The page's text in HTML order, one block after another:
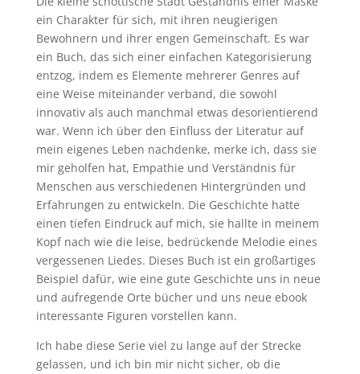
ein Charakter für sich, mit ihren neugierigen
Bewohnern und ihrer engen Gemeinschaft. Es war
ein Buch, das sich einer einfachen Kategorisierung
entzog, indem es Elemente mehrerer Genres auf
eine Weise miteinander verband, die sowohl
innovativ als auch manchmal etwas desorientierend
war. Wenn ich über den Einfluss der Literatur auf
mein eigenes Leben nachdenke, merke ich, dass sie
mir geholfen hat, Empathie und Verständnis für
Menschen aus verschiedenen Hintergründen und
Erfahrungen zu entwickeln. Die Geschichte hatte
einen tiefen Eindruck auf mich, sie hallte in meinem
Kopf nach wie die leise, bedrückende Melodie eines
vergessenen Liedes. Dieses Buch ist ein großartiges
Beispiel dafür, wie eine gute Geschichte uns in neue
und aufregende Orte bücher und uns neue ebook
interessante Figuren vorstellen kann.
Ich habe diese Serie viel zu lange auf der Strecke
gelassen, und ich bin mir nicht sicher, ob die